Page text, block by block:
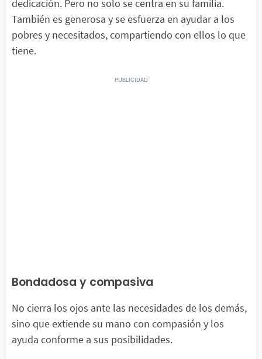
dedicación. Pero no solo se centra en su familia.
También es generosa y se esfuerza en ayudar a los
pobres y necesitados, compartiendo con ellos lo que
tiene.
Bondadosa y compasiva
No cierra los ojos ante las necesidades de los demás,
sino que extiende su mano con compasión y los
ayuda conforme a sus posibilidades.